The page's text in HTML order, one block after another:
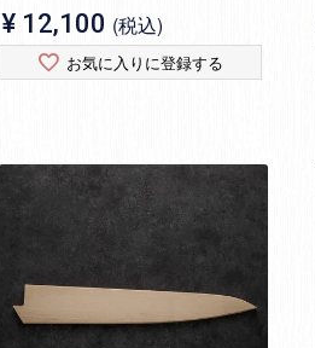
¥ 12,100 税込
お気に入りに登録する